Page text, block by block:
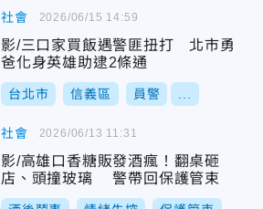
社會
影/三口家買飯遇警匪扭打 北市勇
爸化身英雄助逮2條通
台北市 信義區 員警
2026/06/15 14:59
社會
影/高雄口香糖販發酒瘋！翻桌砸
店、頭撞玻璃 警帶回保護管束
2026/06/13 11:31